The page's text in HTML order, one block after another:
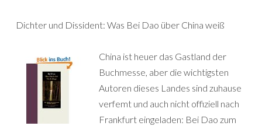
Dichter und Dissident: Was Bei Dao über China weiß
China ist heuer das Gastland der
Buchmesse, aber die wichtigsten
Autoren dieses Landes sind zuhause
verfemt und auch nicht offiziell nach
Frankfurt eingeladen: Bei Dao zum